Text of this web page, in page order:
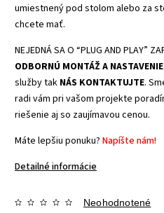
umiestnený pod stolom alebo za
chcete mať.
NEJEDNÁ SA O “PLUG AND PLAY”
ODBORNÚ MONTÁŽ A NASTAVENIE
služby tak NÁS KONTAKTUJTE.
radi vám pri vašom projekte
riešenie aj so zaujímavou cenou.
Máte lepšiu ponuku? Napíšte nám!
Detailné informácie
Neohodnotené